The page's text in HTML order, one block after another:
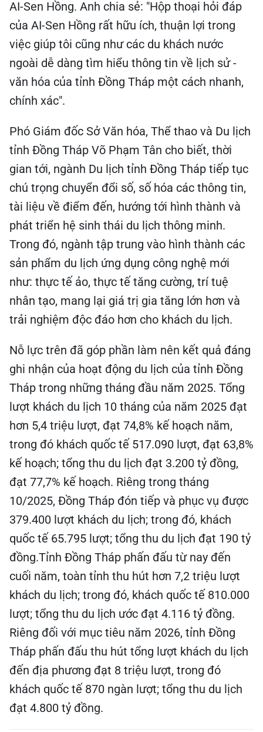
AI-Sen Hồng. Anh chia sẻ: "Hộp thoại hỏi đáp
của AI-Sen Hồng rất hữu ích, thuận lợi trong
việc giúp tôi cũng như các du khách nước
ngoài dễ dàng tìm hiểu thông tin về lịch sử -
văn hóa của tỉnh Đồng Tháp một cách nhanh,
chính xác".
Phó Giám đốc Sở Văn hóa, Thể thao và Du lịch
tỉnh Đồng Tháp Võ Phạm Tân cho biết, thời
gian tới, ngành Du lịch tỉnh Đồng Tháp tiếp tục
chú trọng chuyển đổi số, số hóa các thông tin,
tài liệu về điểm đến, hướng tới hình thành và
phát triển hệ sinh thái du lịch thông minh.
Trong đó, ngành tập trung vào hình thành các
sản phẩm du lịch ứng dụng công nghệ mới
như: thực tế ảo, thực tế tăng cường, trí tuệ
nhân tạo, mang lại giá trị gia tăng lớn hơn và
trải nghiệm độc đáo hơn cho khách du lịch.
Nỗ lực trên đã góp phần làm nên kết quả đáng
ghi nhận của hoạt động du lịch của tỉnh Đồng
Tháp trong những tháng đầu năm 2025. Tổng
lượt khách du lịch 10 tháng của năm 2025 đạt
hơn 5,4 triệu lượt, đạt 74,8% kế hoạch năm,
trong đó khách quốc tế 517.090 lượt, đạt 63,8%
kế hoạch; tổng thu du lịch đạt 3.200 tỷ đồng,
đạt 77,7% kế hoạch. Riêng trong tháng
10/2025, Đồng Tháp đón tiếp và phục vụ được
379.400 lượt khách du lịch; trong đó, khách
quốc tế 65.795 lượt; tổng thu du lịch đạt 190 tỷ
đồng.Tỉnh Đồng Tháp phấn đấu từ nay đến
cuối năm, toàn tỉnh thu hút hơn 7,2 triệu lượt
khách du lịch; trong đó, khách quốc tế 810.000
lượt; tổng thu du lịch ước đạt 4.116 tỷ đồng.
Riêng đối với mục tiêu năm 2026, tỉnh Đồng
Tháp phấn đấu thu hút tổng lượt khách du lịch
đến địa phương đạt 8 triệu lượt, trong đó
khách quốc tế 870 ngàn lượt; tổng thu du lịch
đạt 4.800 tỷ đồng.